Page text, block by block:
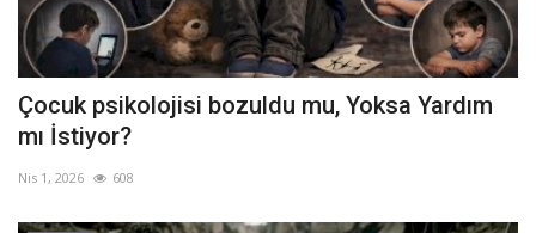
Çocuk psikolojisi bozuldu mu, Yoksa Yardım
mı İstiyor?
Nis 1, 2026 608